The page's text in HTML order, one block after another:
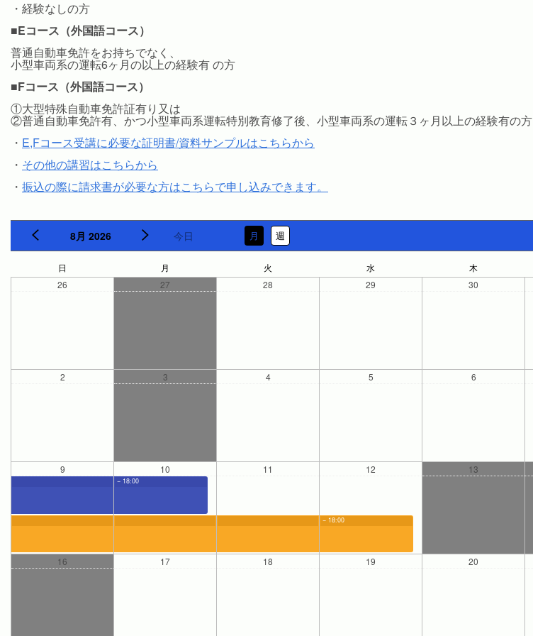
・経験なしの方
■Eコース（外国語コース）
普通自動車免許をお持ちでなく、
小型車両系の運転6ヶ月の以上の経験有 の方
■Fコース（外国語コース）
①大型特殊自動車免許証有り又は
②普通自動車免許有、かつ小型車両系運転特別教育修了後、小型車両系の運転３ヶ月以上の経験有の方
・ E,Fコース受講に必要な証明書/資料サンプルはこちらから
・ その他の講習はこちらから
・ 振込の際に請求書が必要な方はこちらで申し込みできます。
8月 2026 今日 月 週
日 月 火 水 木
26
27 28 29 30
2 3 4 5 6
9 10
− 18:00
11 12
− 18:00
13
16 17 18 19 20